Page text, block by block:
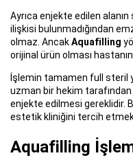
Ayrıca enjekte edilen
ilişkisi bulunmadığından
olmaz. AncakAquafilling
orijinal ürün olması
İşlemin tamamen full steril
uzman bir hekim
enjekte edilmesi gereklidir.
estetik kliniğini tercih etmek
Aquafilling